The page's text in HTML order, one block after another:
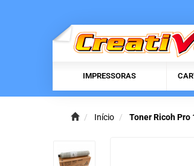
IMPRESSORAS
Início Toner Ricoh Pro